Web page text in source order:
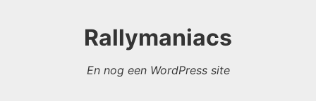
Rallymaniacs
En nog een WordPress site